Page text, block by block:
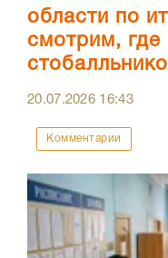
области по
смотрим, где
20.07.2026 16:43
Комментарии